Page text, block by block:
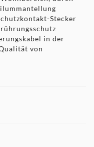
Stecker
in der
von